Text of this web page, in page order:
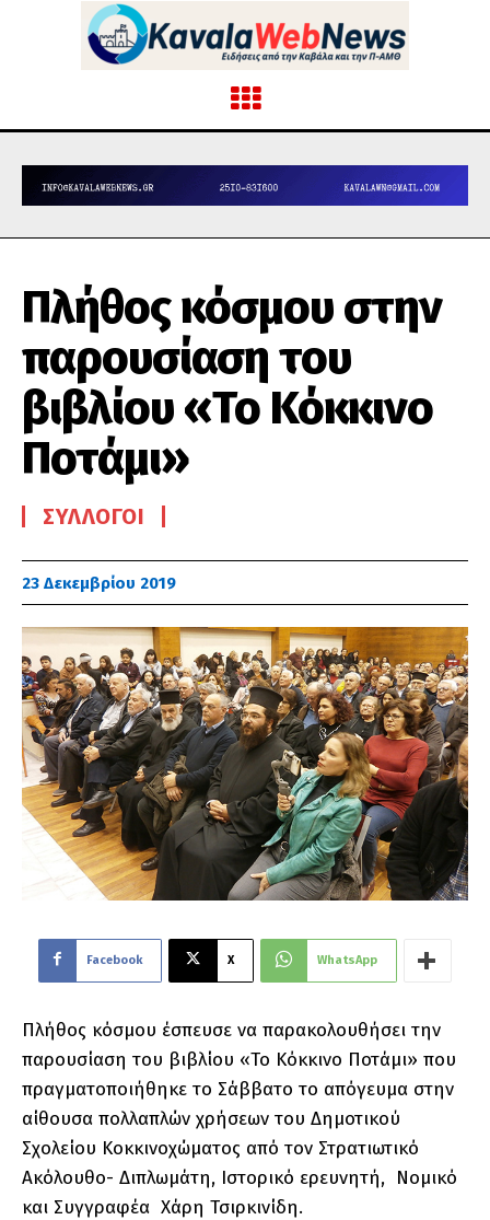
Πλήθος κόσμου στην
παρουσίαση του
βιβλίου «Το Κόκκινο
Ποτάμι»
ΣΎΛΛΟΓΟΙ
23 Δεκεμβρίου 2019
Facebook X WhatsApp
Πλήθος κόσμου έσπευσε να παρακολουθήσει την
παρουσίαση του βιβλίου «Το Κόκκινο Ποτάμι» που
πραγματοποιήθηκε το Σάββατο το απόγευμα στην
αίθουσα πολλαπλών χρήσεων του Δημοτικού
Σχολείου Κοκκινοχώματος από τον Στρατιωτικό
Ακόλουθο- Διπλωμάτη, Ιστορικό ερευνητή, Νομικό
και Συγγραφέα Χάρη Τσιρκινίδη.